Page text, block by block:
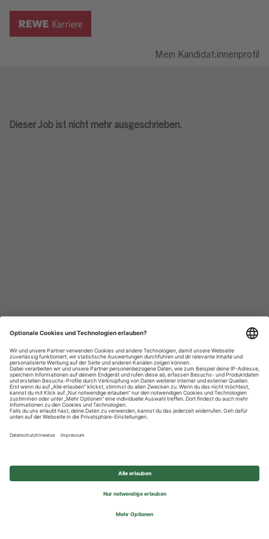
Mein Kandidat:innenprofil
Dieser Job ist nicht mehr ausgeschrieben.
Datenschutzhinweise
Impressum
Privatsphäre-Einstellungen
© 2026 REWE Group - All rights reserved